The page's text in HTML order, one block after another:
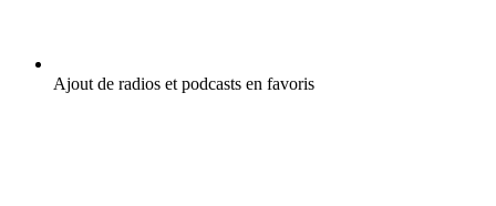
Ajout de radios et podcasts en favoris